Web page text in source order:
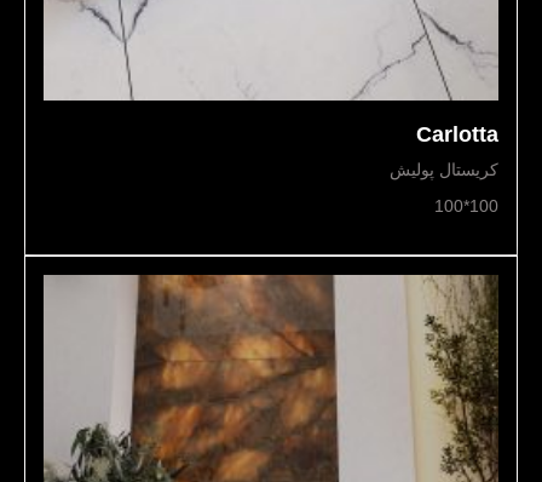
Carlotta
کریستال پولیش
100*100